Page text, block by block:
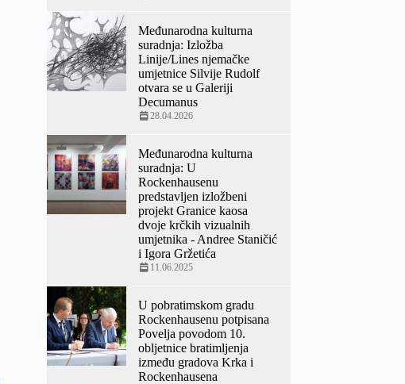
Međunarodna kulturna
suradnja: Izložba
Linije/Lines njemačke
umjetnice Silvije Rudolf
otvara se u Galeriji
Decumanus
28.04.2026
Međunarodna kulturna
suradnja: U
Rockenhausenu
predstavljen izložbeni
projekt Granice kaosa
dvoje krčkih vizualnih
umjetnika - Andree Staničić
i Igora Gržetića
11.06.2025
U pobratimskom gradu
Rockenhausenu potpisana
Povelja povodom 10.
obljetnice bratimljenja
između gradova Krka i
Rockenhausena